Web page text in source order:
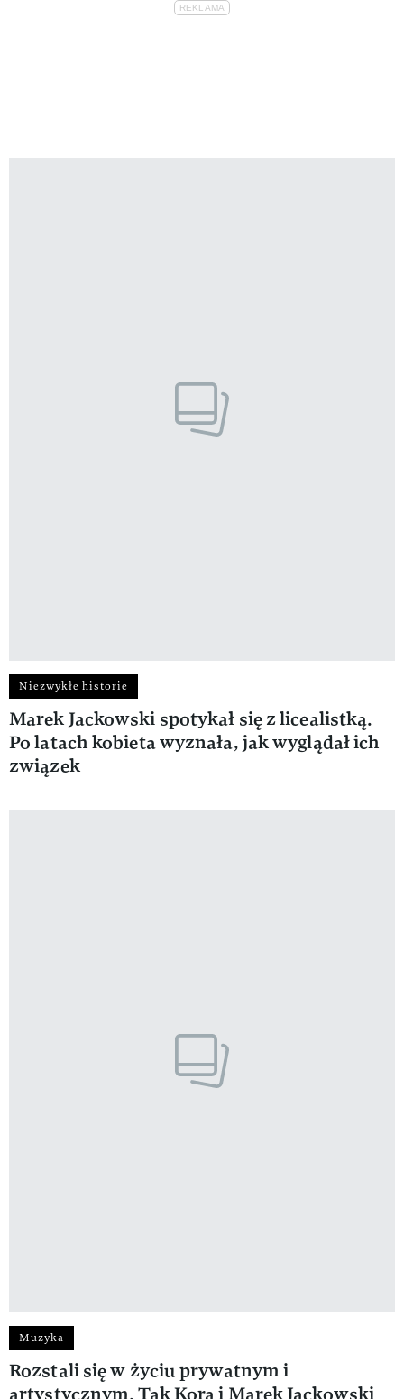
Niezwykłe historie
Marek Jackowski spotykał się z licealistką.
Po latach kobieta wyznała, jak wyglądał ich
związek
Muzyka
Rozstali się w życiu prywatnym i
artystycznym. Tak Kora i Marek Jackowski